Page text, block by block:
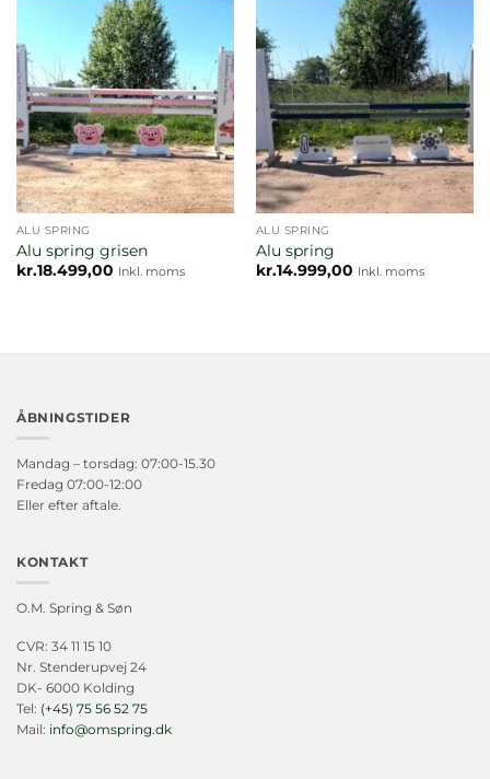
ALU SPRING
Alu spring grisen
kr.18.499,00 Inkl. moms
ALU SPRING
Alu spring
kr.14.999,00 Inkl. moms
ÅBNINGSTIDER
Mandag – torsdag: 07:00-15.30
Fredag 07:00-12:00
Eller efter aftale.
KONTAKT
O.M. Spring & Søn
CVR: 34 11 15 10
Nr. Stenderupvej 24
DK- 6000 Kolding
Tel: (+45) 75 56 52 75
Mail: info@omspring.dk